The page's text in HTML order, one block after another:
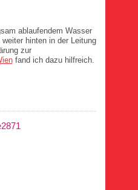
ablaufendem Wasser
hinten in der Leitung
zur
fand ich dazu hilfreich.
mit langsam